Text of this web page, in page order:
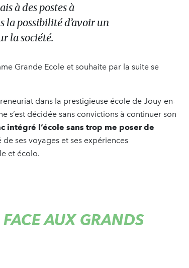
à des postes à
la possibilité d’avoir un
la société.
Grande Ecole et souhaite par la suite se
dans la prestigieuse école de Jouy-en-
s’est décidée sans convictions à continuer son
intégré l’école sans trop me poser de
ses voyages et ses expériences
et écolo.
AUX GRANDS